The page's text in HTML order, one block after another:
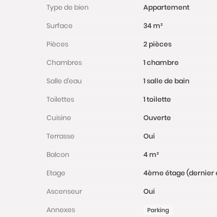
Type de bien
Appartement
Surface
34 m²
Pièces
2 pièces
Chambres
1 chambre
Salle d'eau
1 salle de bain
Toilettes
1 toilette
Cuisine
Ouverte
Terrasse
Oui
Balcon
4 m²
Etage
4ème étage (dernier
Ascenseur
Oui
Annexes
Parking